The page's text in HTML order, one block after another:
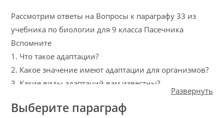
Развернуть
Рассмотрим ответы на Вопросы к параграфу 33 из
учебника по биологии для 9 класса Пасечника
Вспомните
1. Что такое адаптации?
2. Какое значение имеют адаптации для организмов?
3. Какие виды адаптаций вам известны?
Изучение приспособленности организмов к среде
Выберите параграф